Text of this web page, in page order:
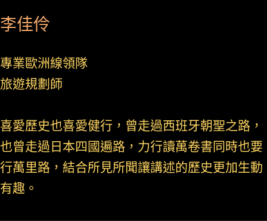
李佳伶
專業歐洲線領隊
旅遊規劃師
喜愛歷史也喜愛健行，曾走過西班牙朝聖之路，
也曾走過日本四國遍路，力行讀萬卷書同時也要
行萬里路，結合所見所聞讓講述的歷史更加生動
有趣。